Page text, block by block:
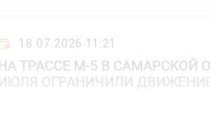
18.07.2026 11:21
НА ТРАССЕ М-5 В САМАРСКОЙ